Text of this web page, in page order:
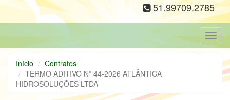
51.99709.2785
Início
Contratos
TERMO ADITIVO Nº 44-2026 ATLÂNTICA
HIDROSOLUÇÕES LTDA